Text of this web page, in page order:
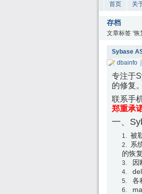
首页 关
存档
文章标签 ‘恢
Sybase
dbainfo
专注于
的修复。
联系手
郑重承
一、
被
系
的恢
因
各